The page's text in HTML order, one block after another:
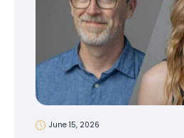
June 15, 2026